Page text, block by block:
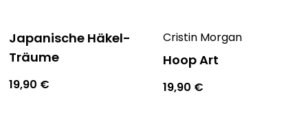
Japanische Häkel-
Träume
19,90 €
Cristin Morgan
Hoop Art
19,90 €